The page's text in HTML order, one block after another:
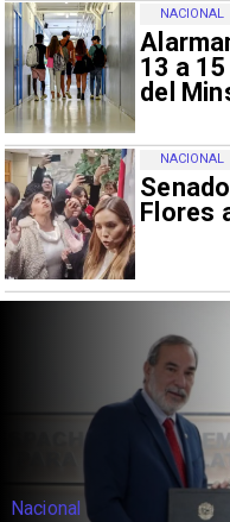
13 a
del
NACIONAL
Flores
NACIONAL
Nacional